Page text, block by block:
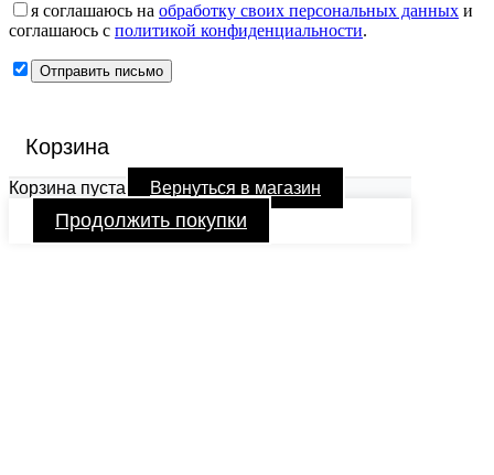
я соглашаюсь на обработку своих персональных данных и
соглашаюсь с политикой конфиденциальности.
Корзина
Корзина пуста Вернуться в магазин
Продолжить покупки